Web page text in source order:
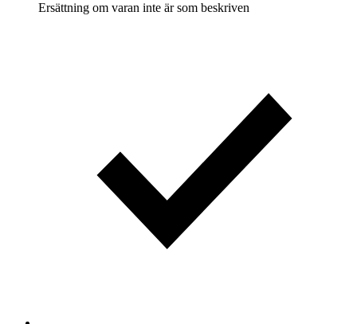
Ersättning om varan inte är som beskriven